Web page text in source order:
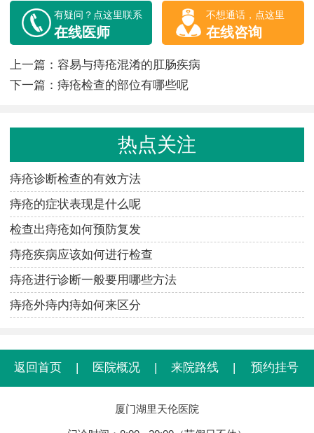
有疑问？点这里联系
在线医师
不想通话，点这里
在线咨询
上一篇： 容易与痔疮混淆的肛肠疾病
下一篇： 痔疮检查的部位有哪些呢
热点关注
痔疮诊断检查的有效方法
痔疮的症状表现是什么呢
检查出痔疮如何预防复发
痔疮疾病应该如何进行检查
痔疮进行诊断一般要用哪些方法
痔疮外痔内痔如何来区分
返回首页 医院概况 来院路线 预约挂号
厦门湖里天伦医院